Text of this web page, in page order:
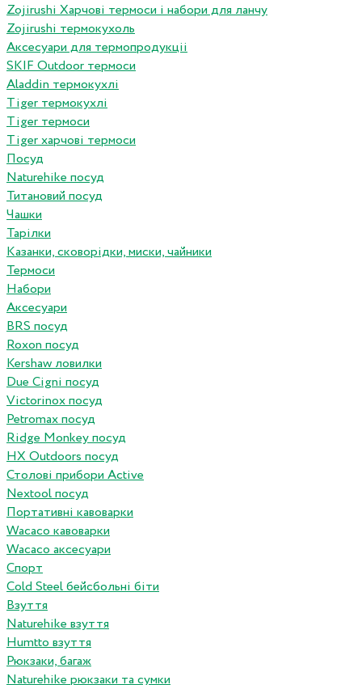
Zojirushi Харчові термоси і набори для ланчу
Zojirushi термокухоль
Аксесуари для термопродукціі
SKIF Outdoor термоси
Aladdin термокухлі
Tiger термокухлі
Tiger термоси
Tiger харчові термоси
Посуд
Naturehike посуд
Титановий посуд
Чашки
Тарілки
Казанки, сковорідки, миски, чайники
Термоси
Набори
Аксесуари
BRS посуд
Roxon посуд
Kershaw ловилки
Due Cigni посуд
Victorinox посуд
Petromax посуд
Ridge Monkey посуд
HX Outdoors посуд
Столові прибори Active
Nextool посуд
Портативні кавоварки
Wacaco кавоварки
Wacaco аксесуари
Спорт
Cold Steel бейсбольні біти
Взуття
Naturehike взуття
Humtto взуття
Рюкзаки, багаж
Naturehike рюкзаки та сумки